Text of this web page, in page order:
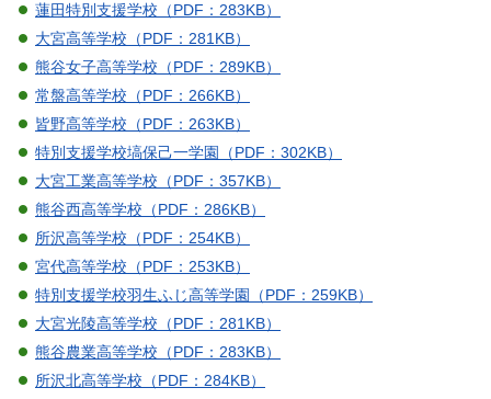
蓮田特別支援学校（PDF：283KB）
大宮高等学校（PDF：281KB）
熊谷女子高等学校（PDF：289KB）
常盤高等学校（PDF：266KB）
皆野高等学校（PDF：263KB）
特別支援学校塙保己一学園（PDF：302KB）
大宮工業高等学校（PDF：357KB）
熊谷西高等学校（PDF：286KB）
所沢高等学校（PDF：254KB）
宮代高等学校（PDF：253KB）
特別支援学校羽生ふじ高等学園（PDF：259KB）
大宮光陵高等学校（PDF：281KB）
熊谷農業高等学校（PDF：283KB）
所沢北高等学校（PDF：284KB）